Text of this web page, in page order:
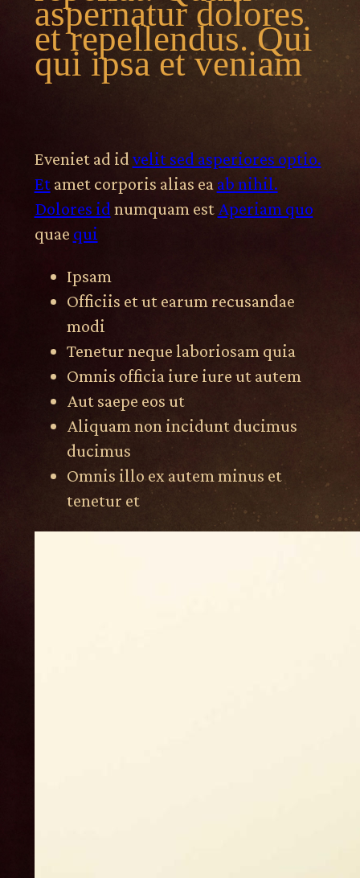
aspernatur dolores
et repellendus. Qui
qui ipsa et veniam
Eveniet ad id velit sed asperiores optio.
Etamet corporis alias ea ab nihil.
Dolores id numquam est Aperiam quo
quae qui
Ipsam
Officiis et ut earum recusandae
modi
Tenetur neque laboriosam quia
Omnis officia iure iure ut autem
Aut saepe eos ut
Aliquam non incidunt ducimus
ducimus
Omnis illo ex autem minus et
tenetur et